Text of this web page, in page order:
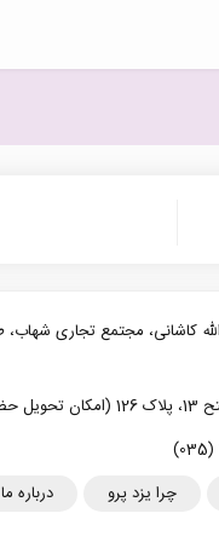
چرا یزد پرو درباره ما